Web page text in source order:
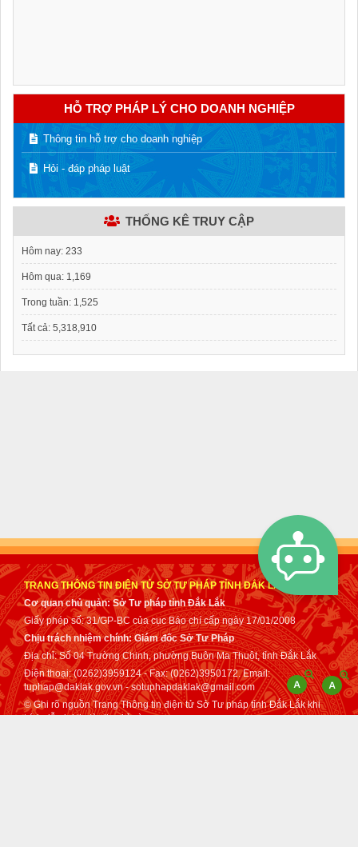
HỖ TRỢ PHÁP LÝ CHO DOANH NGHIỆP
Thông tin hỗ trợ cho doanh nghiệp
Hỏi - đáp pháp luật
THỐNG KÊ TRUY CẬP
Hôm nay: 233
Hôm qua: 1,169
Trong tuần: 1,525
Tất cả: 5,318,910
TRANG THÔNG TIN ĐIỆN TỬ SỞ TƯ PHÁP TỈNH ĐẮK LẮK
Cơ quan chủ quản: Sở Tư pháp tỉnh Đắk Lắk
Giấy phép số: 31/GP-BC của cục Báo chí cấp ngày 17/01/2008
Chịu trách nhiệm chính: Giám đốc Sở Tư Pháp
Địa chỉ: Số 04 Trường Chinh, phường Buôn Ma Thuột, tỉnh Đắk Lắk
Điện thoại: (0262)3959124 - Fax: (0262)3950172. Email:
tuphap@daklak.gov.vn - sotuphapdaklak@gmail.com
© Ghi rõ nguồn Trang Thông tin điện tử Sở Tư pháp tỉnh Đắk Lắk khi
trích dẫn lại tin từ địa chỉ này.